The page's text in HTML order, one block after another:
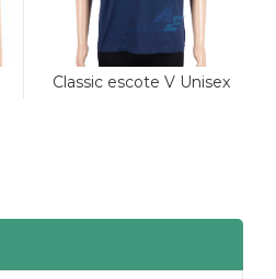
Classic escote V Unisex